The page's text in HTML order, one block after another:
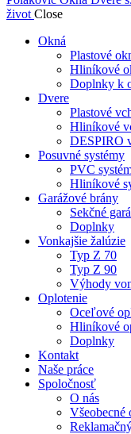
život Close
Okná
Plastové
Hliníkové
Doplnky k
Dvere
Plastové
Hliníkové
DESPIRO
Posuvné systémy
PVC
Hliníkové
Garážové brány
Sekčné
Doplnky
Vonkajšie žalúzie
Typ Z 70
Typ Z 90
Výhody
Oplotenie
Oceľové
Hliníkové
Doplnky
Kontakt
Naše práce
Spoločnosť
O nás
Všeobecné